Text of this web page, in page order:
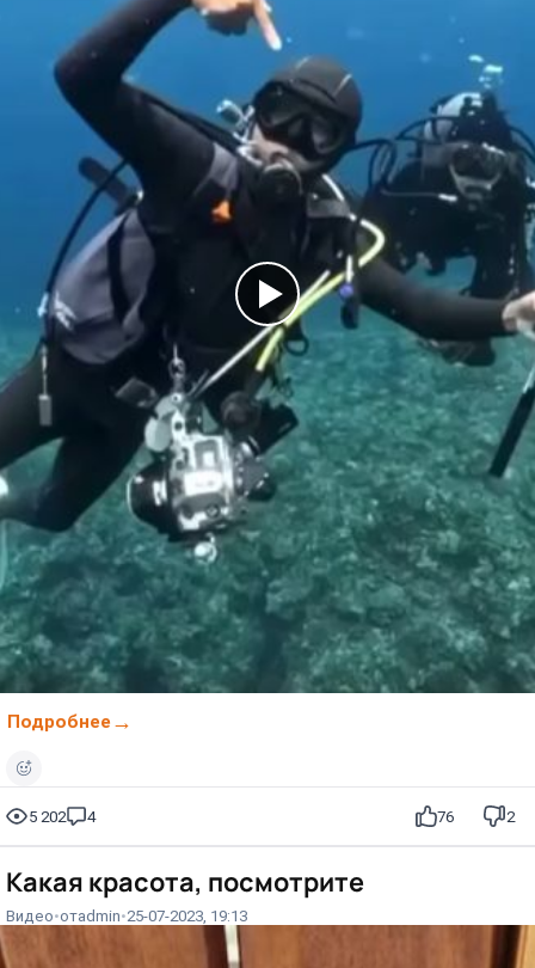
Подробнее
5 202 4 76 2
Какая красота, посмотрите⁠⁠
Видео отadmin 25-07-2023, 19:13